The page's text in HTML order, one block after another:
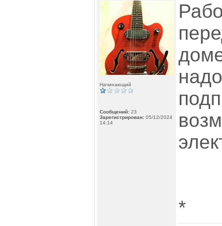
Начинающий
Сообщений: 23
Зарегистрирован: 05/12/2024
14:14
*